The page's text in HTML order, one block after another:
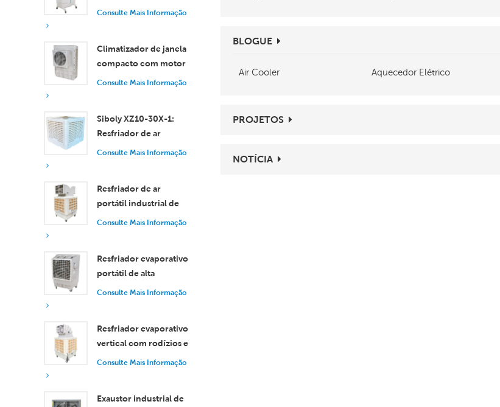
BLOGUE
Air Cooler Aquecedor Elétrico
PROJETOS
NOTÍCIA
8000 m³/h com
Consulte Mais Informação
Climatizador de janela
compacto com motor
axial, resfriamento
médios.
Consulte Mais Informação
Siboly XZ10-30X-1:
Resfriador de ar
evaporativo industrial
Consulte Mais Informação
Resfriador de ar
portátil industrial de
18.000 m³/h com
grandes espaços.
Consulte Mais Informação
Resfriador evaporativo
portátil de alta
eficiência com
remoto.
Consulte Mais Informação
Resfriador evaporativo
vertical com rodízios e
controle remoto, com
Consulte Mais Informação
Exaustor industrial de